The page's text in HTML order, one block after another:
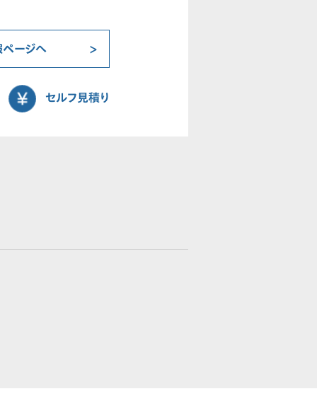
ページへ
セルフ見積り